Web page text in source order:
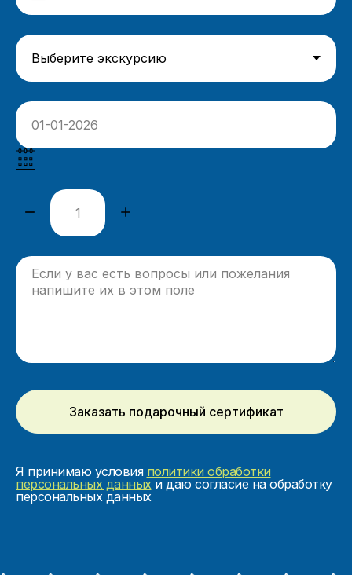
Заказать подарочный сертификат
Я принимаю условия политики обработки
персональных данныхи даю согласие на обработку
персональных данных